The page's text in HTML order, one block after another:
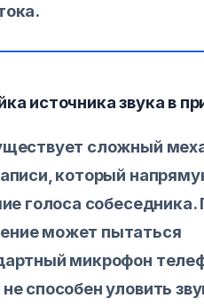
источника звука в
сложный
который
голоса собеседника.
может пытаться
микрофон
способен уловить